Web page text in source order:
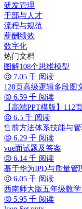
研发管理
干部与人才
流程与规范
薪酬绩效
数字化
热门文档
图解108个思维模型
7.05 千 阅读
128页高级逻辑多段图
6.59 千 阅读
【高端PPT模版】112
6.5 千 阅读
售前方法体系技能与
6.29 千 阅读
vue面试题及答案
6.14 千 阅读
基于华为IPD与质量管
6.05 千 阅读
西南师大版五年级数
5.95 千 阅读